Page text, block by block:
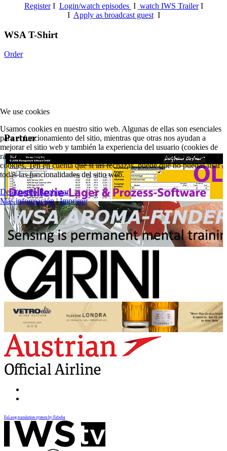
RegisterI Login/watch episodes I watch IWS TrailerI
I Apply as broadcast guestI
WSA T-Shirt
Order
Partner
FaLang translation system by Faboba
We use cookies
Usamos cookies en nuestro sitio web. Algunas de ellas son esenciales
para el funcionamiento del sitio, mientras que otras nos ayudan a
mejorar el sitio web y también la experiencia del usuario (cookies de
rastreo). Puedes decidir por ti mismo si quieres permitir el uso de las
cookies. Ten en cuenta que si las rechazas, puede que no puedas usar
todas las funcionalidades del sitio web.
De acuerdo Rechazar
Más información|Imprimir